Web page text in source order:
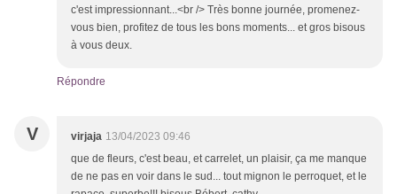
c'est impressionnant...<br /> Très bonne journée, promenez-
vous bien, profitez de tous les bons moments... et gros bisous
à vous deux.
Répondre
V virjaja 13/04/2023 09:46
que de fleurs, c'est beau, et carrelet, un plaisir, ça me manque
de ne pas en voir dans le sud... tout mignon le perroquet, et le